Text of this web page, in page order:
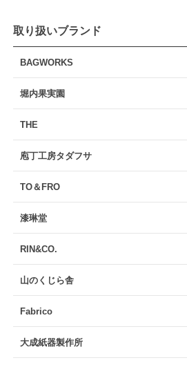
取り扱いブランド
BAGWORKS
堀内果実園
THE
庖丁工房タダフサ
TO＆FRO
漆琳堂
RIN&CO.
山のくじら舎
Fabrico
大成紙器製作所